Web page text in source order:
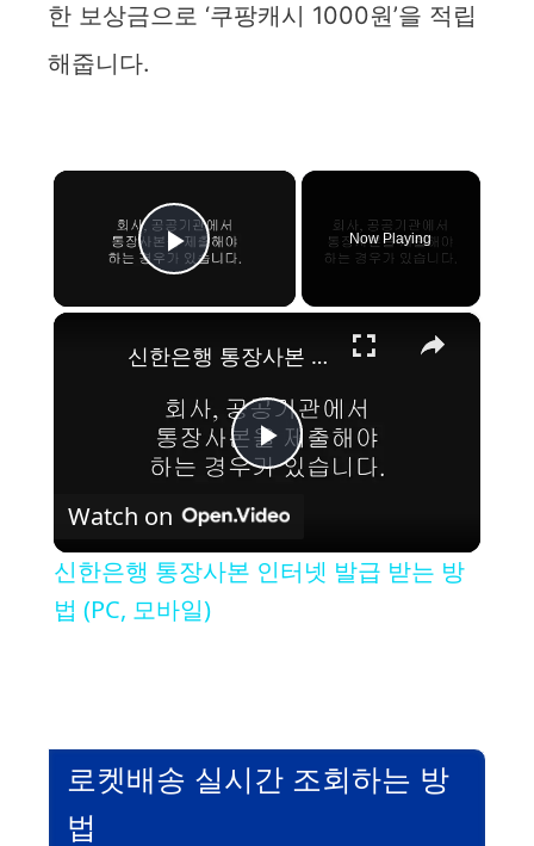
한 보상금으로 ‘쿠팡캐시 1000원’을 적립
해줍니다.
×
Play Video
Now Playing
×
P
V
신한은행 통장사본 인터넷 발급 받는 방법 (PC, 모바일)
Watch on
신한은행 통장사본 인터넷 발급 받는 방
법 (PC, 모바일)
로켓배송 실시간 조회하는 방
법